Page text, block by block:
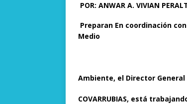
c
e
b
a
i
a
t
i
n
POR: ANWAR A. VIVIAN
Preparan En coordinación
Medio
Ambiente, el Director General
COVARRUBIAS, está